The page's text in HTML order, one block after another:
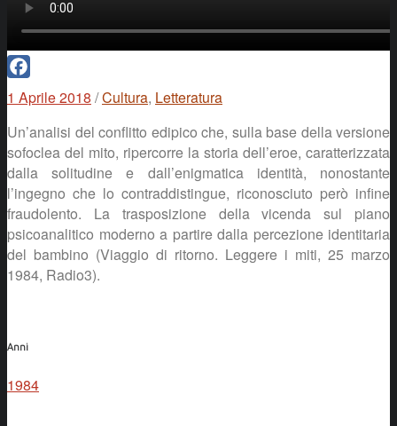
Facebook
1 Aprile 2018 /Cultura, Letteratura
Un’analisi del conflitto edipico che, sulla base della versione
sofoclea del mito, ripercorre la storia dell’eroe, caratterizzata
dalla solitudine e dall’enigmatica identità, nonostante
l’ingegno che lo contraddistingue, riconosciuto però infine
fraudolento. La trasposizione della vicenda sul piano
psicoanalitico moderno a partire dalla percezione identitaria
del bambino (Viaggio di ritorno. Leggere i miti, 25 marzo
1984, Radio3).
Anni
1984